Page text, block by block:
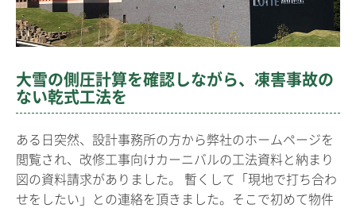
大雪の側圧計算を確認しながら、凍害事故の
ない乾式工法を
ある日突然、設計事務所の方から弊社のホームページを
閲覧され、改修工事向けカーニバルの工法資料と納まり
図の資料請求がありました。 暫くして「現地で打ち合わ
せをしたい」との連絡を頂きました。そこで初めて物件